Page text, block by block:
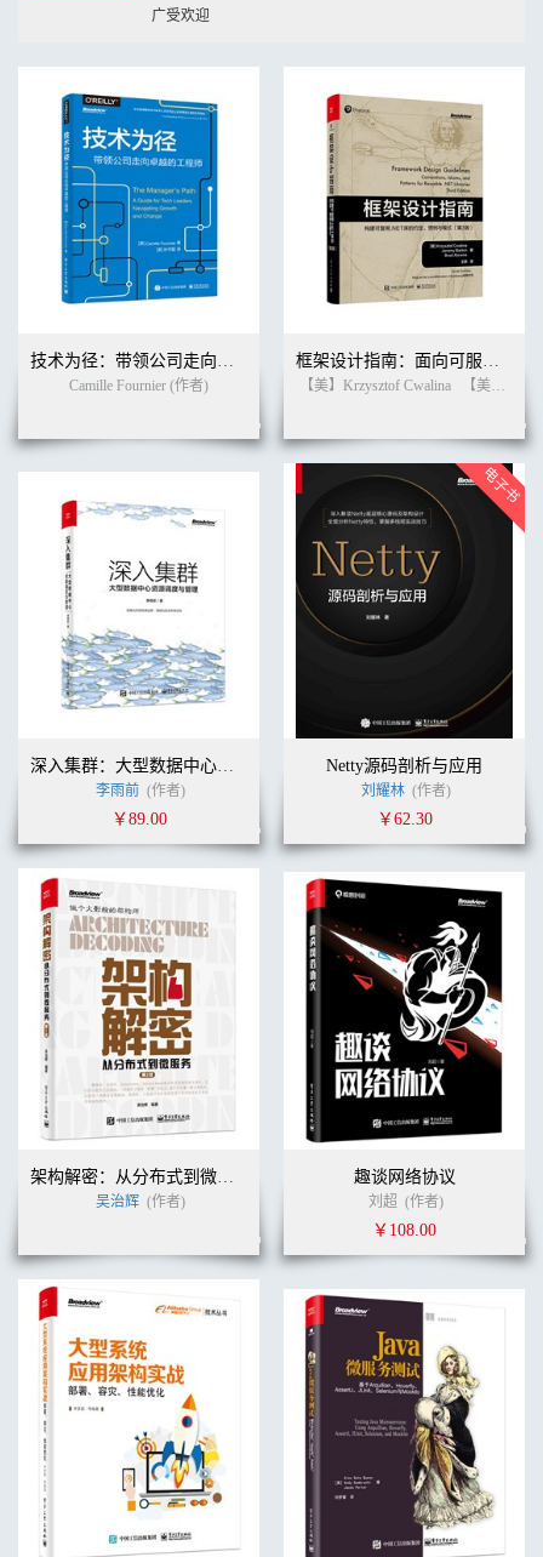
广受欢迎
技术为径：带领公司走向卓越的工程师
Camille Fournier (作者)
框架设计指南：面向可服用.NET库的规约、惯例与模式（第3版）
【美】Krzysztof Cwalina 【美】Jeremy Barton
深入集群：大型数据中心资源调度与管理
李雨前 (作者)
￥89.00
Netty源码剖析与应用
刘耀林 (作者)
￥62.30
架构解密：从分布式到微服务（第2版）
吴治辉 (作者)
趣谈网络协议
刘超 (作者)
￥108.00